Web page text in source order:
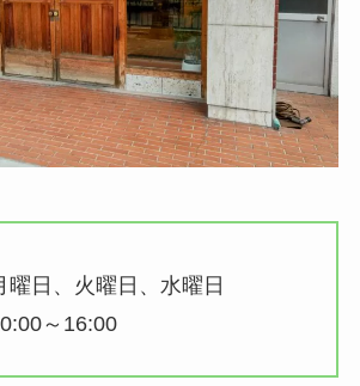
日、火曜日、水曜日
～16:00